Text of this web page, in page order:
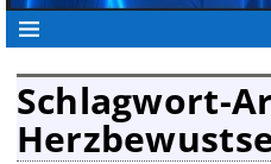
Schlagwort-